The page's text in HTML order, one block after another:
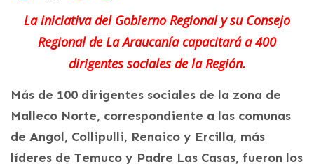
La iniciativa del Gobierno Regional y su Consejo
Regional de La Araucanía capacitará a 400
dirigentes sociales de la Región.
Más de 100 dirigentes sociales de la zona de
Malleco Norte, correspondiente a las comunas
de Angol, Collipulli, Renaico y Ercilla, más
líderes de Temuco y Padre Las Casas, fueron los